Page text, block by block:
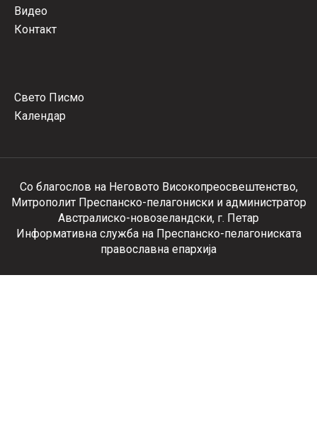
Видео
Контакт
Свето Писмо
Календар
Со благослов на Неговото Високопреосвештенство,
Митрополит Преспанско-пелагониски и администратор
Австралиско-новозеландски, г. Петар
Информативна служба на Преспанско-пелагониската
православна епархија